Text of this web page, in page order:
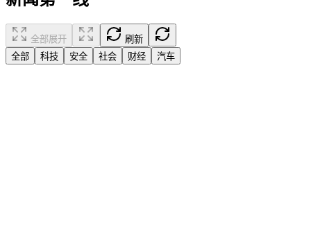
全部展开
刷新
全部
科技 安全 社会 财经 汽车